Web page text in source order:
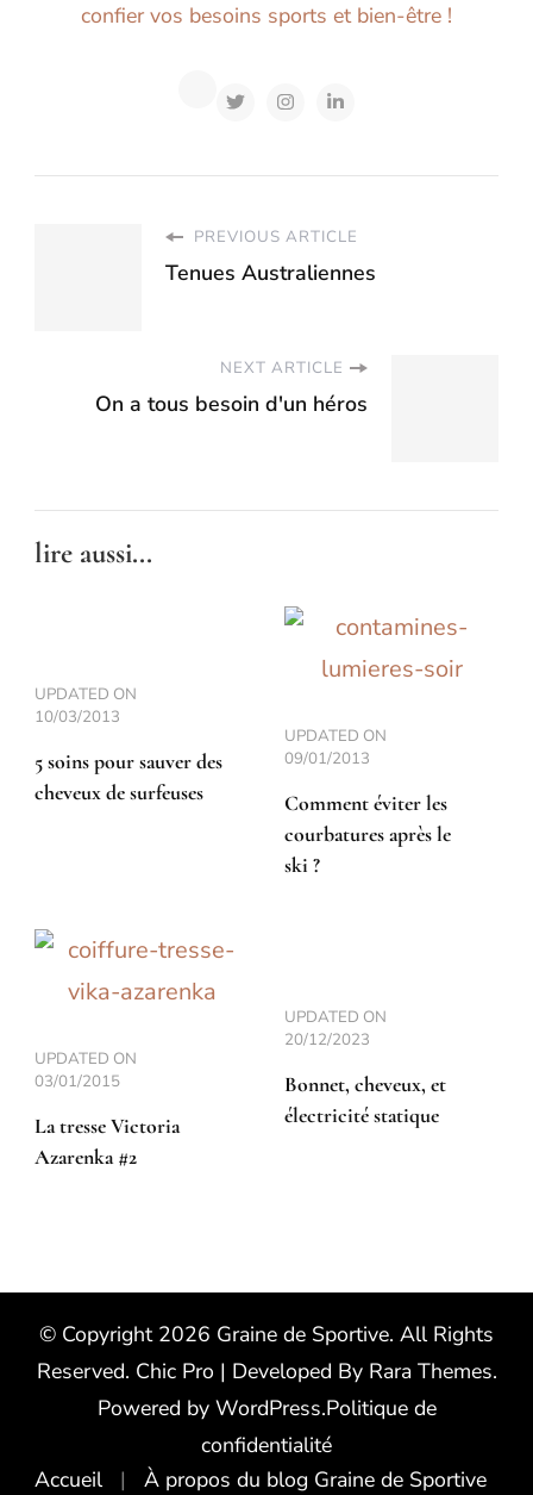
confier vos besoins sports et bien-être !
PREVIOUS ARTICLE
Tenues Australiennes
NEXT ARTICLE
On a tous besoin d'un héros
lire aussi...
UPDATED ON
10/03/2013
5 soins pour sauver des
cheveux de surfeuses
UPDATED ON
09/01/2013
Comment éviter les
courbatures après le
ski ?
UPDATED ON
03/01/2015
La tresse Victoria
Azarenka #2
UPDATED ON
20/12/2023
Bonnet, cheveux, et
électricité statique
© Copyright 2026 Graine de Sportive. All Rights
Reserved. Chic Pro | Developed By Rara Themes.
Powered by WordPress.Politique de
confidentialité
Accueil
À propos du blog Graine de Sportive